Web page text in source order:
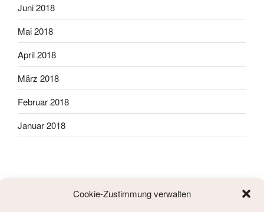
Cookie-Zustimmung verwalten
Juni 2018
Mai 2018
April 2018
März 2018
Februar 2018
Januar 2018